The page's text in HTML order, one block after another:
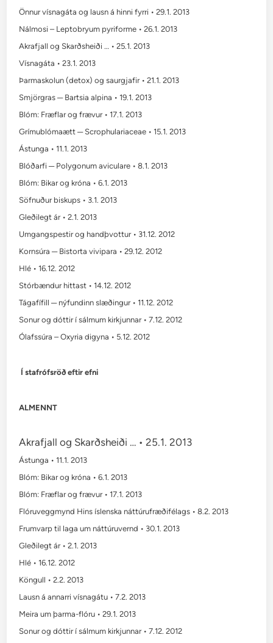
Önnur vísnagáta og lausn á hinni fyrri • 29.1. 2013
Nálmosi – Leptobryum pyriforme • 26.1. 2013
Akrafjall og Skarðsheiði … • 25.1. 2013
Vísnagáta • 23.1. 2013
Þarmaskolun (detox) og saurgjafir • 21.1. 2013
Smjörgras ─ Bartsia alpina • 19.1. 2013
Blóm: Fræflar og frævur • 17.1. 2013
Grímublómaætt ─ Scrophulariaceae • 15.1. 2013
Ástunga • 11.1. 2013
Blóðarfi ─ Polygonum aviculare • 8.1. 2013
Blóm: Bikar og króna • 6.1. 2013
Söfnuður biskups • 3.1. 2013
Gleðilegt ár • 2.1. 2013
Umgangspestir og handþvottur • 31.12. 2012
Kornsúra ─ Bistorta vivipara • 29.12. 2012
Hlé • 16.12. 2012
Stórbændur hittast • 14.12. 2012
Tágafífill ─ nýfundinn slæðingur • 11.12. 2012
Sonur og dóttir í sálmum kirkjunnar • 7.12. 2012
Ólafssúra – Oxyria digyna • 5.12. 2012
Í stafrófsröð eftir efni
ALMENNT
Akrafjall og Skarðsheiði … • 25.1. 2013
Ástunga • 11.1. 2013
Blóm: Bikar og króna • 6.1. 2013
Blóm: Fræflar og frævur • 17.1. 2013
Flóruveggmynd Hins íslenska náttúrufræðifélags • 8.2. 2013
Frumvarp til laga um náttúruvernd • 30.1. 2013
Gleðilegt ár • 2.1. 2013
Hlé • 16.12. 2012
Köngull • 2.2. 2013
Lausn á annarri vísnagátu • 7.2. 2013
Meira um þarma-flóru • 29.1. 2013
Sonur og dóttir í sálmum kirkjunnar • 7.12. 2012